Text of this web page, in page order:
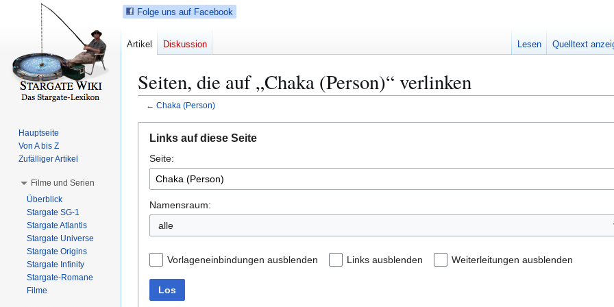
Seiten, die auf „Chaka (Person)“ verlinken
← Chaka (Person)
Links auf diese Seite
Seite:
Namensraum:
alle
Vorlageneinbindungen ausblenden Links ausblenden Weiterleitungen ausblenden
Los
Folge uns auf Facebook
Artikel Diskussion Lesen Quelltext
Hauptseite
Von A bis Z
Zufälliger Artikel
Filme und Serien
Überblick
Stargate SG-1
Stargate Atlantis
Stargate Universe
Stargate Origins
Stargate Infinity
Stargate-Romane
Filme